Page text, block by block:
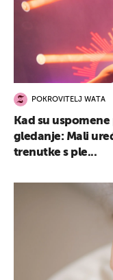
POKROVITELJ WATA
Kad su
gledanje: Mali
trenutke s ple...